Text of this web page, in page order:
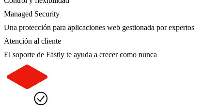
Managed Security
Una protección para aplicaciones web gestionada por expertos
Atención al cliente
El soporte de Fastly te ayuda a crecer como nunca